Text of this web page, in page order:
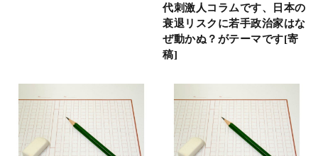
代刺激人コラムです、日本の
衰退リスクに若手政治家はな
ぜ動かぬ？がテーマです[寄
稿]